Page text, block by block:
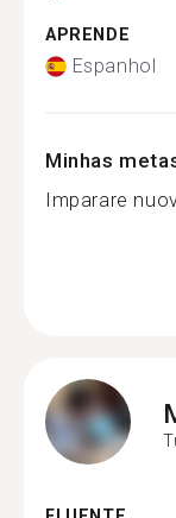
APRENDE
Espanhol
Minhas
Imparare